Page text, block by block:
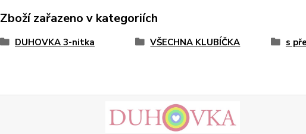
Zboží zařazeno v kategoriích
DUHOVKA 3-nitka VŠECHNA KLUBÍČKA s